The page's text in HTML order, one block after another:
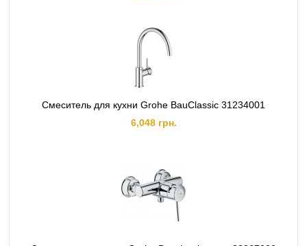
Смеситель для кухни Grohe BauClassic 31234001
6,048 грн.